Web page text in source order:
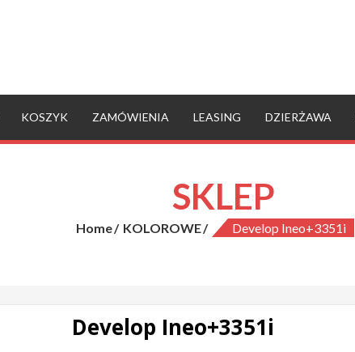
KOSZYK ZAMÓWIENIA LEASING DZIERŻAWA
SKLEP
Home KOLOROWE Develop Ineo+3351i
Develop Ineo+3351i